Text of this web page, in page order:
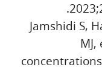
Jamshidi S,